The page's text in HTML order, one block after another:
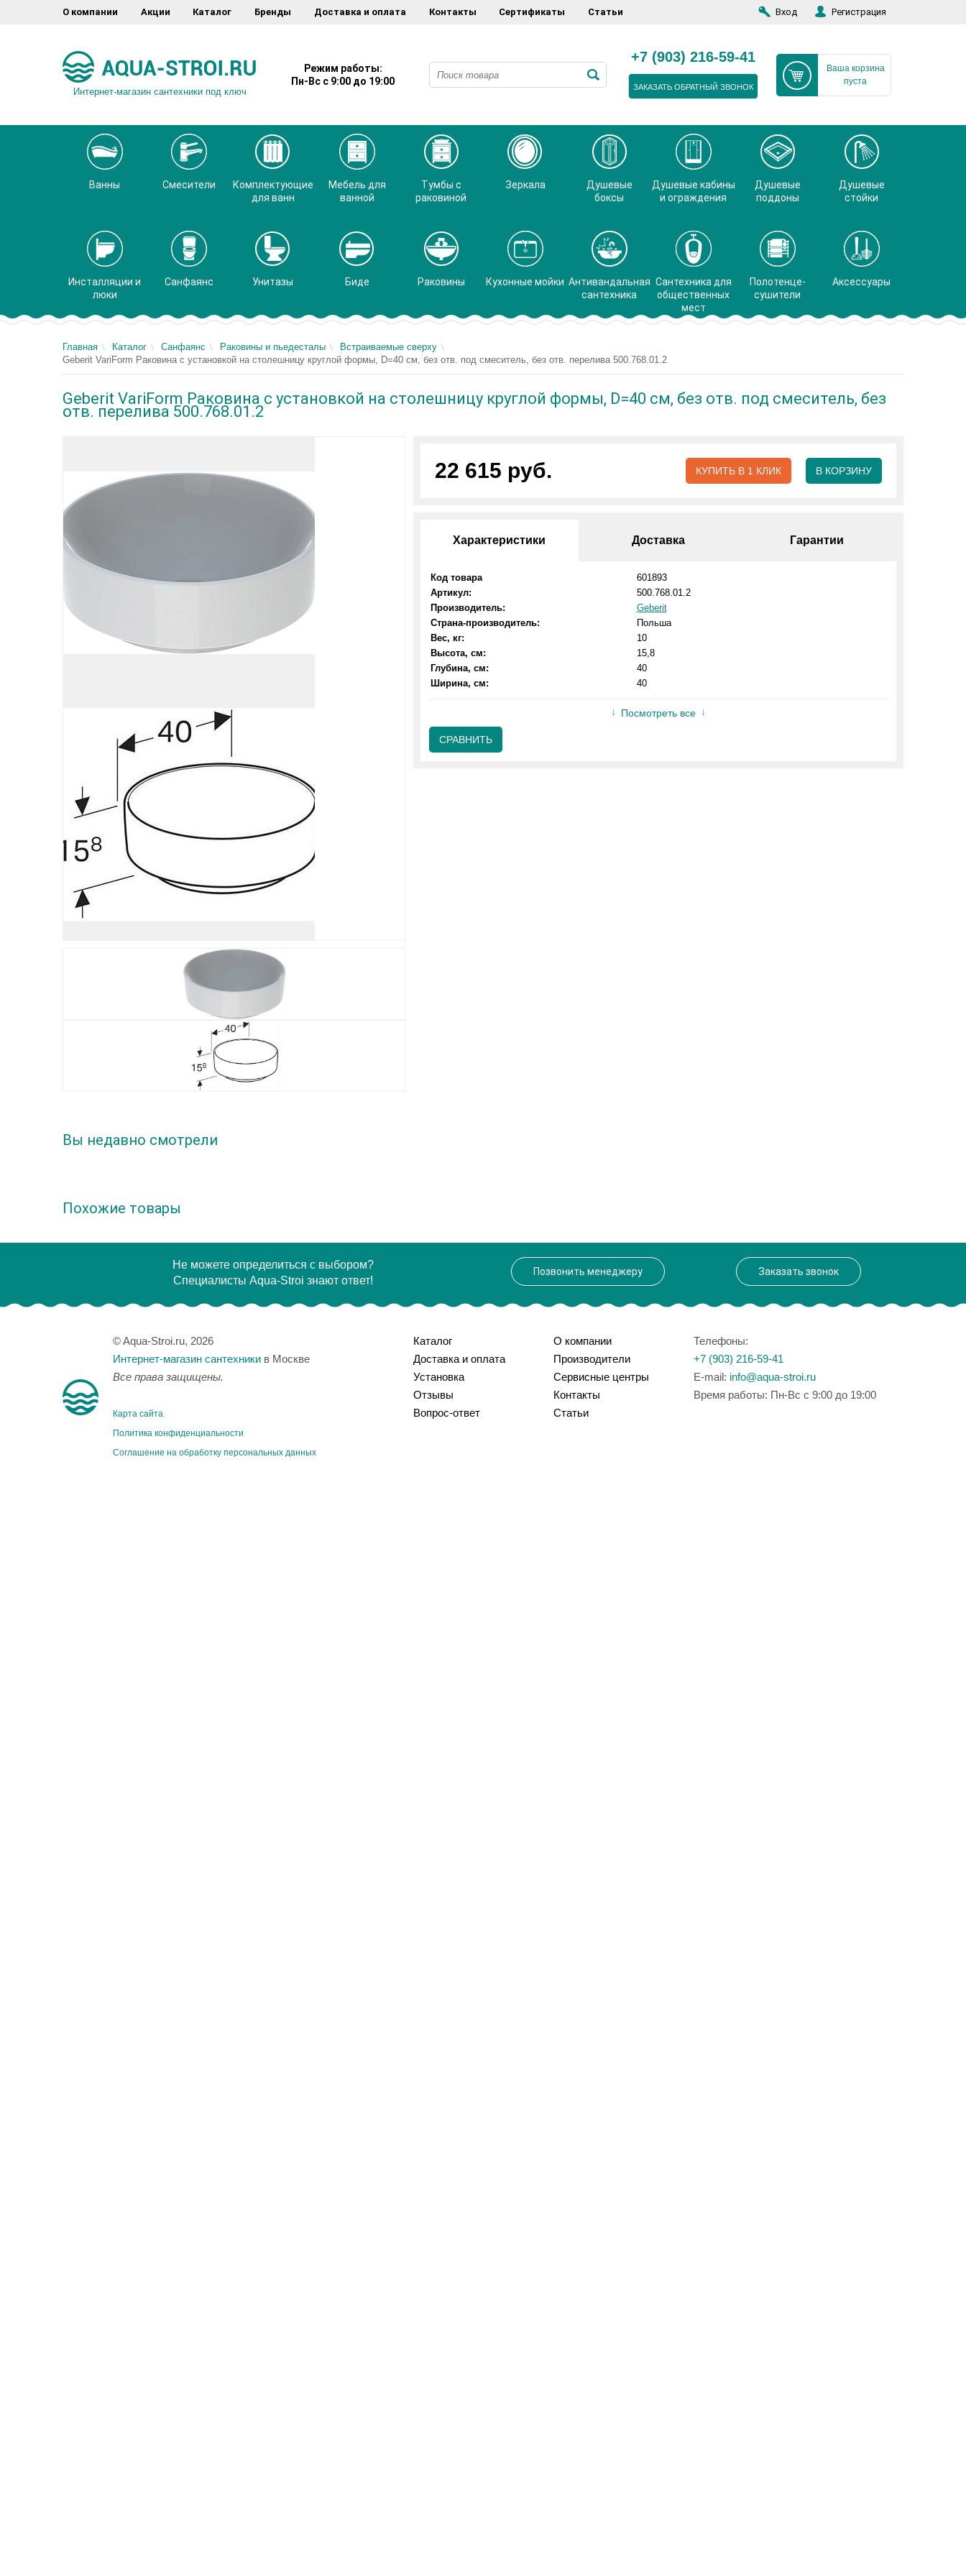
О компании Акции Каталог Бренды Доставка и оплата Контакты Сертификаты Статьи Вход Регистрация
Интернет-магазин сантехники под ключ
Режим работы:
Пн-Вс с 9:00 до 19:00
+7 (903) 216-59-41
ЗАКАЗАТЬ ОБРАТНЫЙ ЗВОНОК
Ваша корзина
пуста
Ванны Смесители
Комплектующие
для ванн
Мебель для
ванной
Тумбы с
раковиной
Зеркала
Душевые
боксы
Душевые кабины
и ограждения
Душевые
поддоны
Душевые
стойки
Инсталляции и
люки
Санфаянс Унитазы Биде Раковины Кухонные мойки Антивандальная
сантехника
Сантехника для
общественных
мест
Полотенце-
сушители
Аксессуары
Главная Каталог Санфаянс Раковины и пьедесталы
Встраиваемые сверху
Geberit VariForm Раковина с установкой на столешницу круглой формы, D=40 см, без отв. под смеситель, без отв. перелива 500.768.01.2
Geberit VariForm Раковина с установкой на столешницу круглой формы, D=40 см, без отв. под смеситель, без
отв. перелива 500.768.01.2
22 615 руб. КУПИТЬ В 1 КЛИК В КОРЗИНУ
Характеристики Доставка Гарантии
Код товара
601893
Артикул:
500.768.01.2
Производитель:
Geberit
Страна-производитель:
Польша
Вес, кг:
10
Высота, см:
15,8
Глубина, см:
40
Ширина, см:
40
Посмотреть все
СРАВНИТЬ
Вы недавно смотрели
Похожие товары
Не можете определиться с выбором?
Специалисты Aqua-Stroi знают ответ!
Позвонить менеджеру Заказать звонок
© Aqua-Stroi.ru, 2026
Интернет-магазин сантехники в Москве
Все права защищены.
Карта сайта
Политика конфиденциальности
Соглашение на обработку персональных данных
Каталог
Доставка и оплата
Установка
Отзывы
Вопрос-ответ
О компании
Производители
Сервисные центры
Контакты
Статьи
Телефоны:
+7 (903) 216-59-41
E-mail: info@aqua-stroi.ru
Время работы: Пн-Вс с 9:00 до 19:00